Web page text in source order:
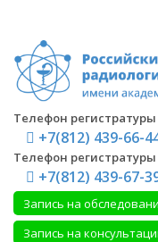
Телефон
+7(812) 439-66-
Телефон
+7(812) 439-67-
Запись на
Запись на